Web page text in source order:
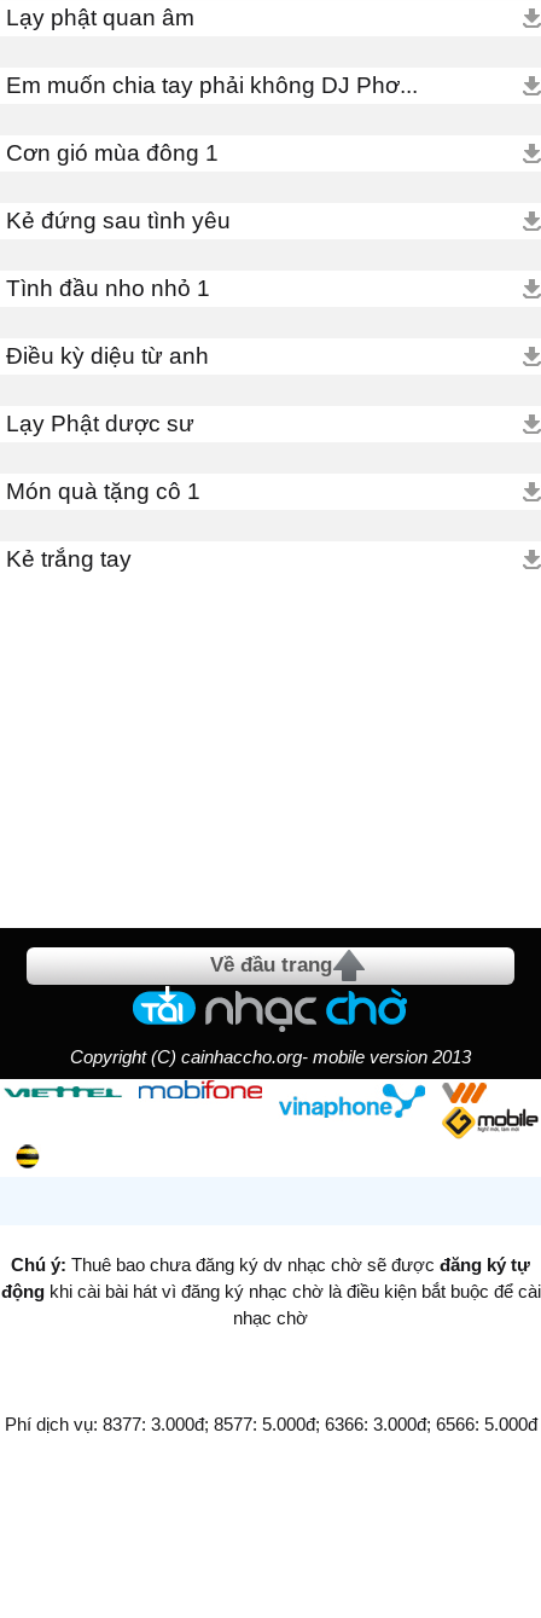
Lạy phật quan âm
Em muốn chia tay phải không DJ Phơ...
Cơn gió mùa đông 1
Kẻ đứng sau tình yêu
Tình đầu nho nhỏ 1
Điều kỳ diệu từ anh
Lạy Phật dược sư
Món quà tặng cô 1
Kẻ trắng tay
Về đầu trang
Copyright (C) cainhaccho.org- mobile version 2013
Chú ý: Thuê bao chưa đăng ký dv nhạc chờ sẽ được đăng ký tự
độngkhi cài bài hát vì đăng ký nhạc chờ là điều kiện bắt buộc để cài
nhạc chờ
Phí dịch vụ: 8377: 3.000đ; 8577: 5.000đ; 6366: 3.000đ; 6566: 5.000đ